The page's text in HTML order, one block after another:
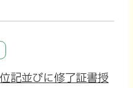
記並びに修了証書授